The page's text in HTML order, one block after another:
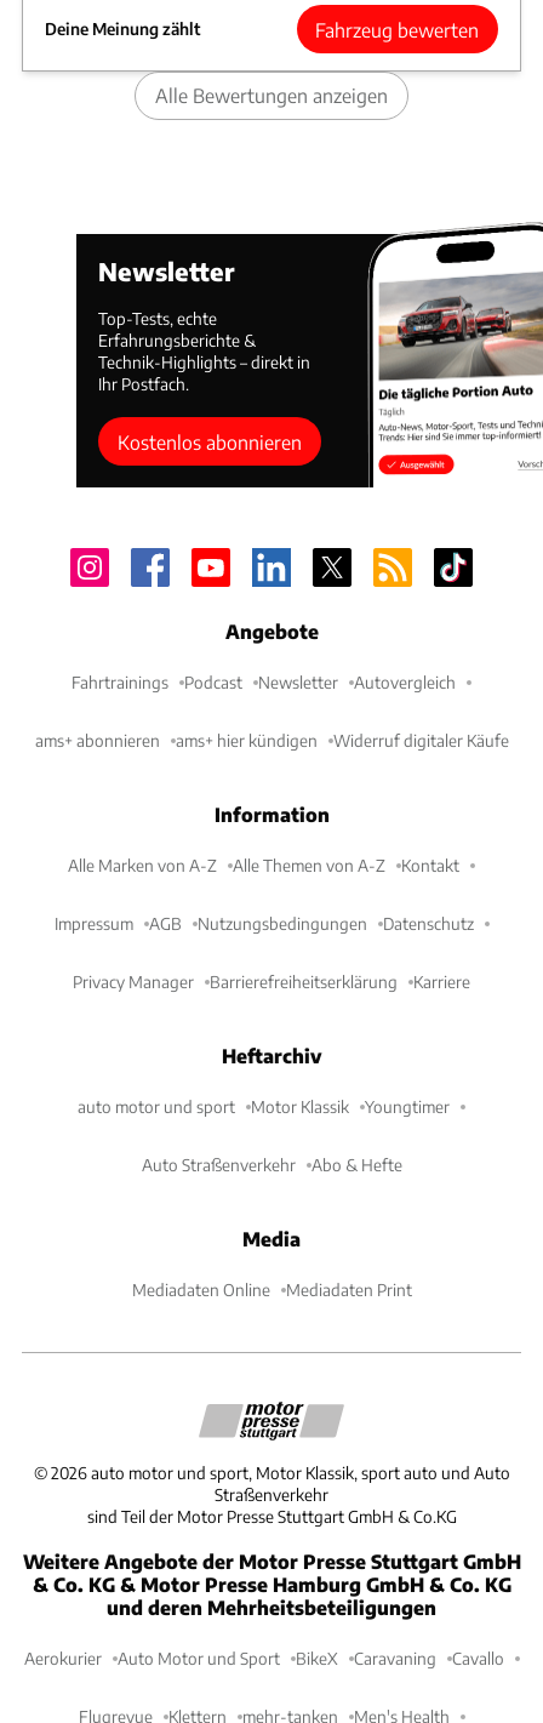
Deine Meinung zählt Fahrzeug bewerten
Alle Bewertungen anzeigen
Newsletter
Top-Tests, echte
Erfahrungsberichte &
Technik-Highlights – direkt in
Ihr Postfach.
Kostenlos abonnieren
Angebote
Fahrtrainings Podcast Newsletter Autovergleich
ams+ abonnieren ams+ hier kündigen Widerruf digitaler Käufe
Information
Alle Marken von A-Z Alle Themen von A-Z Kontakt
Impressum AGB Nutzungsbedingungen Datenschutz
Privacy Manager Barrierefreiheitserklärung Karriere
Heftarchiv
auto motor und sport Motor Klassik Youngtimer
Auto Straßenverkehr Abo & Hefte
Media
Mediadaten Online Mediadaten Print
©2026 auto motor und sport, Motor Klassik, sport auto und Auto
Straßenverkehr
sind Teil der Motor Presse Stuttgart GmbH & Co.KG
Weitere Angebote der Motor Presse Stuttgart GmbH
& Co. KG & Motor Presse Hamburg GmbH & Co. KG
und deren Mehrheitsbeteiligungen
Aerokurier Auto Motor und Sport BikeX Caravaning Cavallo
Flugrevue Klettern mehr-tanken Men's Health